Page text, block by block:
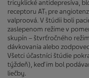
tricyklické antidepresíva,
receptoru AT1 pre
valproová. V štúdii boli
zaslepenom režime v
skupín – štvrťročného
dávkovania alebo
Všetci účastníci štúdie
týždeň), keď im bol
liečby.